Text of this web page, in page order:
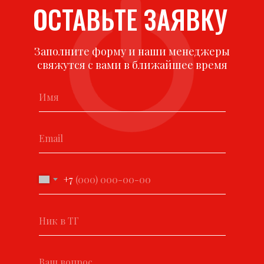
ОСТАВЬТЕ ЗАЯВКУ
Заполните форму и наши менеджеры
свяжутся с вами в ближайшее время
+7